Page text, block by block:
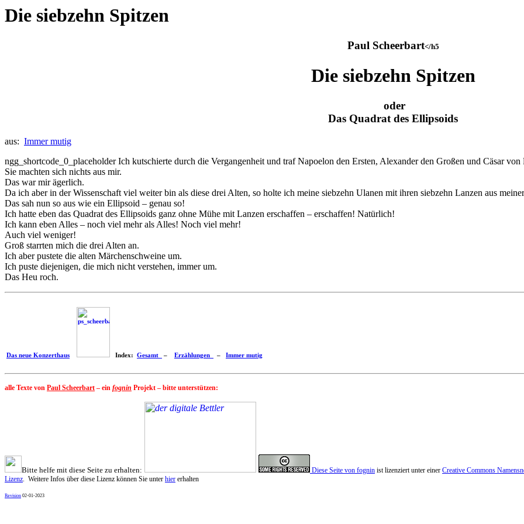
Die siebzehn Spitzen
Paul Scheerbart</h5
Die siebzehn Spitzen
oder
Das Quadrat des Ellipsoids
aus: Immer mutig
ngg_shortcode_0_placeholder Ich kutschierte durch die Vergangenheit und traf Napoelon den Ersten, Alexander den Großen und Cäsar von
Sie machten sich nichts aus mir.
Das war mir ägerlich.
Da ich aber in der Wissenschaft viel weiter bin als diese drei Alten, so holte ich meine siebzehn Ulanen mit ihren siebzehn Lanzen aus
Das sah nun so aus wie ein Ellipsoid – genau so!
Ich hatte eben das Quadrat des Ellipsoids ganz ohne Mühe mit Lanzen erschaffen – erschaffen! Natürlich!
Ich kann eben Alles – noch viel mehr als Alles! Noch viel mehr!
Auch viel weniger!
Groß starrten mich die drei Alten an.
Ich aber pustete die alten Märchenschweine um.
Ich puste diejenigen, die mich nicht verstehen, immer um.
Das Heu roch.
Das neue Konzerthaus Index: Gesamt – Erzählungen – Immer mutig
alle Texte von Paul Scheerbart – ein fognin Projekt – bitte unterstützen:
Bitte helfe mit diese Seite zu erhalten: Diese Seite von fognin ist lizenziert unter einer Creative Commons
Lizenz. Weitere Infos über diese Lizenz können Sie unter hier erhalten
Revision 02-01-2023